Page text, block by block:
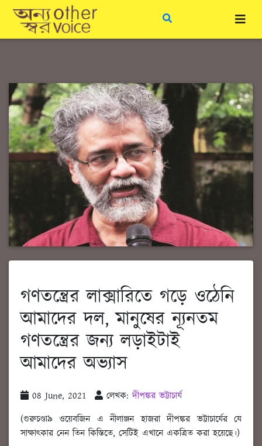
গণতন্ত্রের লাক্সারিতে গড়ে ওঠেনি
আমাদের দল, মানুষের ন্যূনতম
গণতন্ত্রের জন্য লড়াইটাই
আমাদের অভ্যাস
08 June, 2021 লেখক:দীপঙ্কর ভট্টাচার্য
(গুরুচণ্ডা৯ ওয়েবজিন এ নীলাঞ্জন হাজরা দীপঙ্কর ভট্টাচার্যের যে
সাক্ষাৎকার নেন তিন কিস্তিতে, সেটিই এখানে একত্রিত করা হয়েছে।)